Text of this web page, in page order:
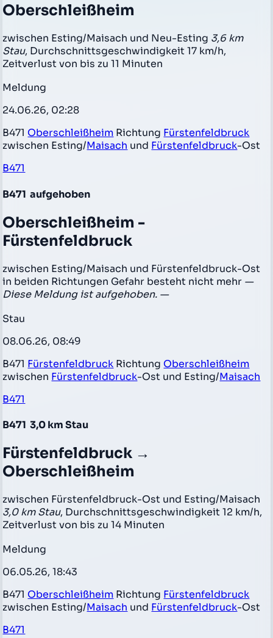
Oberschleißheim
zwischen Esting/Maisach und Neu-Esting 3,6 km
Stau, Durchschnittsgeschwindigkeit 17 km/h,
Zeitverlust von bis zu 11 Minuten
Meldung
24.06.26, 02:28
B471 Oberschleißheim Richtung Fürstenfeldbruck
zwischen Esting/Maisach und Fürstenfeldbruck-Ost
B471
B471 aufgehoben
Oberschleißheim -
Fürstenfeldbruck
zwischen Esting/Maisach und Fürstenfeldbruck-Ost
in beiden Richtungen Gefahr besteht nicht mehr —
Diese Meldung ist aufgehoben. —
Stau
08.06.26, 08:49
B471 Fürstenfeldbruck Richtung Oberschleißheim
zwischen Fürstenfeldbruck-Ost und Esting/Maisach
B471
B471 3,0 km Stau
Fürstenfeldbruck →
Oberschleißheim
zwischen Fürstenfeldbruck-Ost und Esting/Maisach
3,0 km Stau, Durchschnittsgeschwindigkeit 12 km/h,
Zeitverlust von bis zu 14 Minuten
Meldung
06.05.26, 18:43
B471 Oberschleißheim Richtung Fürstenfeldbruck
zwischen Esting/Maisach und Fürstenfeldbruck-Ost
B471